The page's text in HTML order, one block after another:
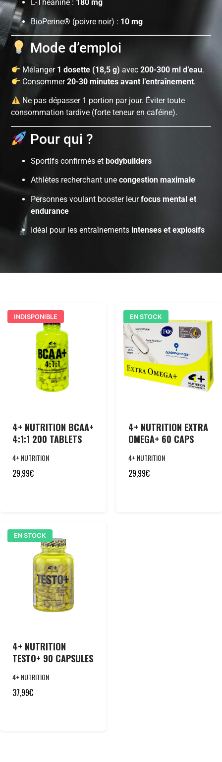
L-Théanine : 180 mg
BioPerine® (poivre noir) : 10 mg
Mode d’emploi
Mélanger 1 dosette (18,5 g) avec 200-300 ml d’eau.
Consommer20-30 minutes avant l’entraînement.
Ne pas dépasser 1 portion par jour. Éviter toute
consommation tardive (forte teneur en caféine).
Pour qui ?
Sportifs confirmés etbodybuilders
Athlètes recherchant unecongestion maximale
Personnes voulant booster leurfocus mental et
endurance
Idéal pour les entraînements intenses et explosifs
INDISPONIBLE
4+ NUTRITION BCAA+
4:1:1 200 TABLETS
4+ NUTRITION
29,99€
EN STOCK
4+ NUTRITION EXTRA
OMEGA+ 60 CAPS
4+ NUTRITION
29,99€
EN STOCK
4+ NUTRITION
TESTO+ 90 CAPSULES
4+ NUTRITION
37,99€